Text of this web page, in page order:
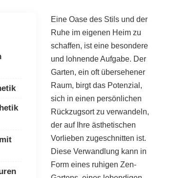
Eine Oase des Stils und der
Ruhe im eigenen Heim zu
schaffen, ist eine besondere
und lohnende Aufgabe. Der
Garten, ein oft übersehener
Raum, birgt das Potenzial,
sich in einen persönlichen
Rückzugsort zu verwandeln,
der auf Ihre ästhetischen
Vorlieben zugeschnitten ist.
Diese Verwandlung kann in
Form eines ruhigen Zen-